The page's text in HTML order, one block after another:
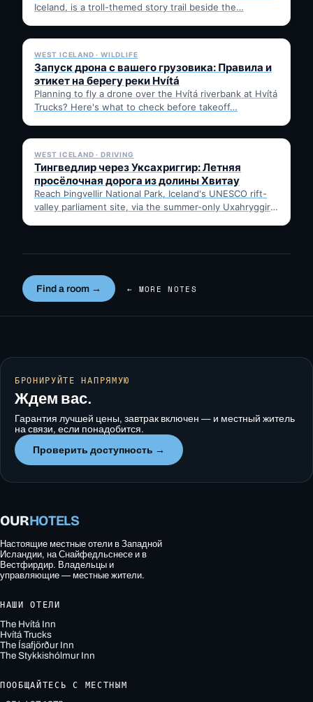
Iceland, is a troll-themed story trail beside the…
✓ 6 JUL
WEST ICELAND · WILDLIFE
Запуск дрона с вашего грузовика: Правила и
этикет на берегу реки Hvítá
Planning to fly a drone over the Hvítá riverbank at Hvítá
Trucks? Here's what to check before takeoff…
✓ 6 JUL
WEST ICELAND · DRIVING
Тингведлир через Уксахриггир: Летняя
просёлочная дорога из долины Хвитау
Reach Þingvellir National Park, Iceland's UNESCO rift-
valley parliament site, via the summer-only Uxahryggir
Find a room → ← MORE NOTES
БРОНИРУЙТЕ НАПРЯМУЮ
Ждем вас.
Гарантия лучшей цены, завтрак включен — и местный житель
на связи, если понадобится.
Проверить доступность →
OURHOTELS
Настоящие местные отели в Западной
Исландии, на Снайфедльснесе и в
Вестфирдир. Владельцы и
управляющие — местные жители.
НАШИ ОТЕЛИ
The Hvítá Inn
Hvítá Trucks
The Ísafjörður Inn
The Stykkishólmur Inn
ПООБЩАЙТЕСЬ С МЕСТНЫМ